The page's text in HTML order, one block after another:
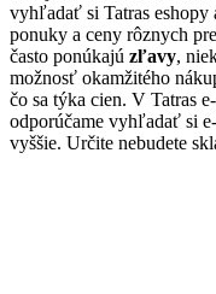
vyhľadať si Tatras
ponuky a ceny rôznych
často ponúkajú zľavy,
možnosť okamžitého
čo sa týka cien. V Tatras
odporúčame vyhľadať si
vyššie. Určite nebudete